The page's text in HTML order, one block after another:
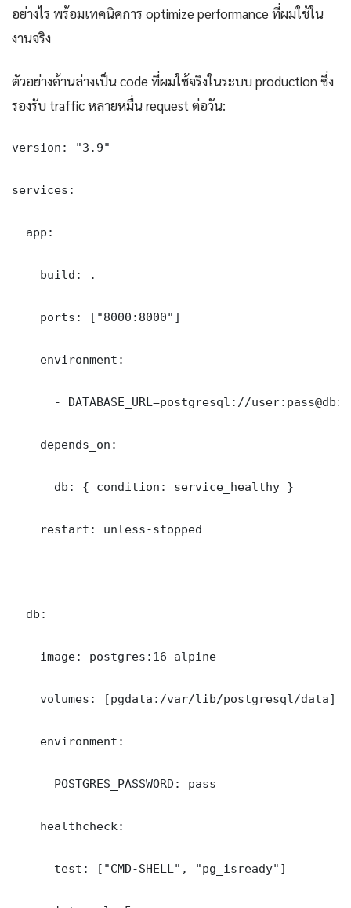
อย่างไร พร้อมเทคนิคการ optimize performance ที่ผมใช้ใน
งานจริง
ตัวอย่างด้านล่างเป็น code ที่ผมใช้จริงในระบบ production ซึ่ง
รองรับ traffic หลายหมื่น request ต่อวัน:
version: "3.9"
services:
  app:
    build: .
    ports: ["8000:8000"]
    environment:
- DATABASE_URL=postgresql://
    depends_on:
      db: { condition: service_healthy }
    restart: unless-stopped
  db:
    image: postgres:16-alpine
    volumes: [pgdata:/var/lib/postgresql/data]
    environment:
      POSTGRES_PASSWORD: pass
    healthcheck:
      test: ["CMD-SHELL", "pg_isready"]